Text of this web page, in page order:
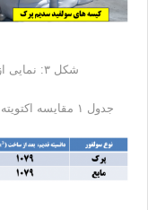
شکل ۳: نمایی از سولفید سدیم تامین شده کارخانه
جدول ۱ مقایسه اکتویته ساخته شده قدیم و جدید را نشان می‌دهد